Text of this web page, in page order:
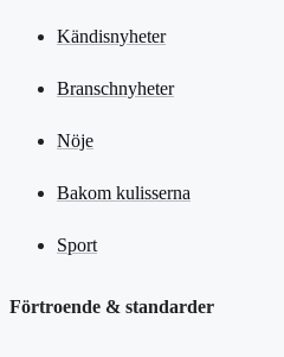
Kändisnyheter
Branschnyheter
Nöje
Bakom kulisserna
Sport
Förtroende & standarder